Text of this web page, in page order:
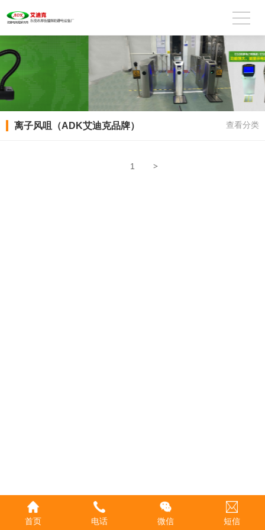
离子风咀（ADK艾迪克品牌） 查看分类
1 >
首页 电话 微信 短信